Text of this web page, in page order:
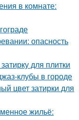
в комнате:
опасность
для плитки
клубы в городе
цвет затирки для
жильё: